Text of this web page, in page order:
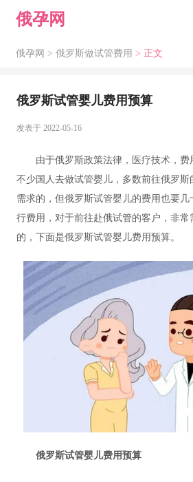
俄孕网
俄孕网 > 俄罗斯做试管费用 > 正文
俄罗斯试管婴儿费用预算
发表于 2022-05-16
由于俄罗斯政策法律，医疗技术，费
不少国人去做试管婴儿，多数前往俄罗斯
需求的，但俄罗斯试管婴儿的费用也要几
行费用，对于前往赴俄试管的客户，非
的，下面是俄罗斯试管婴儿费用预算。
俄罗斯试管婴儿费用预算